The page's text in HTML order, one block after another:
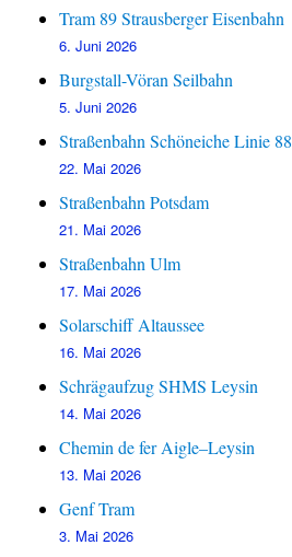
Tram 89 Strausberger Eisenbahn
6. Juni 2026
Burgstall-Vöran Seilbahn
5. Juni 2026
Straßenbahn Schöneiche Linie 88
22. Mai 2026
Straßenbahn Potsdam
21. Mai 2026
Straßenbahn Ulm
17. Mai 2026
Solarschiff Altaussee
16. Mai 2026
Schrägaufzug SHMS Leysin
14. Mai 2026
Chemin de fer Aigle–Leysin
13. Mai 2026
Genf Tram
3. Mai 2026